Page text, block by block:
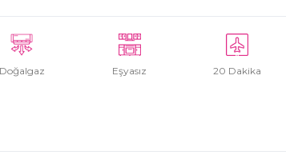
Doğalgaz Eşyasız 20 Dakika